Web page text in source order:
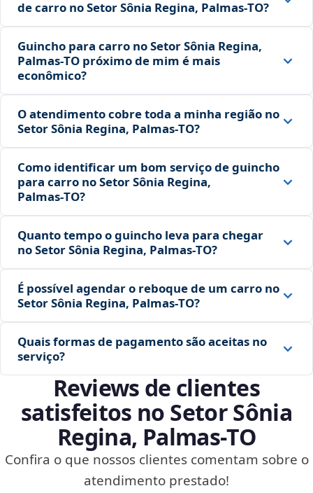
de carro no Setor Sônia Regina, Palmas‑TO?
Guincho para carro no Setor Sônia Regina,
Palmas‑TO próximo de mim é mais
econômico?
O atendimento cobre toda a minha região no
Setor Sônia Regina, Palmas‑TO?
Como identificar um bom serviço de guincho
para carro no Setor Sônia Regina,
Palmas‑TO?
Quanto tempo o guincho leva para chegar
no Setor Sônia Regina, Palmas‑TO?
É possível agendar o reboque de um carro no
Setor Sônia Regina, Palmas‑TO?
Quais formas de pagamento são aceitas no
serviço?
Reviews de clientes
satisfeitos no Setor Sônia
Regina, Palmas‑TO
Confira o que nossos clientes comentam sobre o
atendimento prestado!